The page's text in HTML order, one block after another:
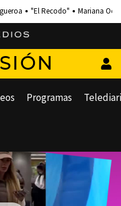
"El Recodo" Mariana
Programas